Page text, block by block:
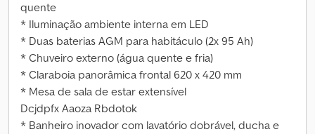
quente
* Iluminação ambiente interna em LED
* Duas baterias AGM para habitáculo (2x 95 Ah)
* Chuveiro externo (água quente e fria)
* Claraboia panorâmica frontal 620 x 420 mm
* Mesa de sala de estar extensível
Dcjdpfx Aaoza Rbdotok
* Banheiro inovador com lavatório dobrável, ducha e